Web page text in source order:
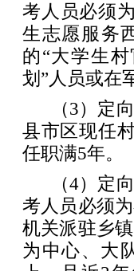
考人员必须
生志愿服务
的“大学生
划”人员或在
（3）定
县市区现任
任职满5年。
（4）定
考人员必须
机关派驻乡
为中心、大